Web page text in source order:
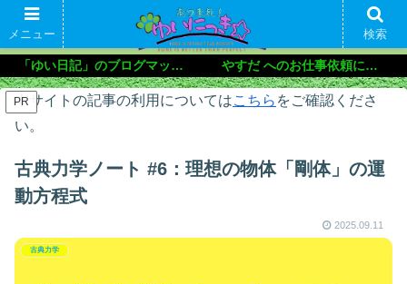
「ゆい日記」のブログマップ🌝 やすだ へのお仕事依頼について
PR
本サイトの記事の利用についてはこちら をご確認くださ
い。
古典力学ノート #6：理想の物体「剛体」の運
動方程式
2025.09.11
古典力学
メニュー 検索